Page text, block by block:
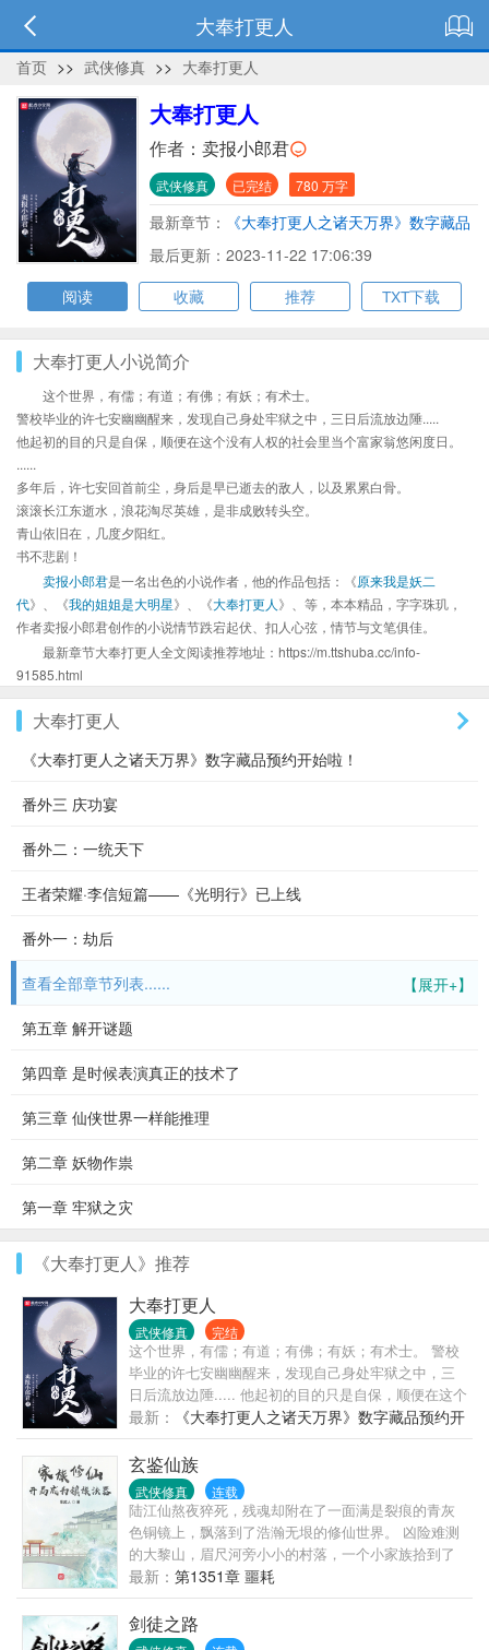
大奉打更人
首页 >> 武侠修真 >> 大奉打更人
大奉打更人
作者： 卖报小郎君
武侠修真 已完结 780 万字
最新章节：
《大奉打更人之诸天万界》数字藏品
预约开始啦！
最后更新：2023-11-22 17:06:39
阅读
收藏 推荐 TXT下载
大奉打更人小说简介
这个世界，有儒；有道；有佛；有妖；有术士。
警校毕业的许七安幽幽醒来，发现自己身处牢狱之中，三日后流放边陲.....
他起初的目的只是自保，顺便在这个没有人权的社会里当个富家翁悠闲度日。
......
多年后，许七安回首前尘，身后是早已逝去的敌人，以及累累白骨。
滚滚长江东逝水，浪花淘尽英雄，是非成败转头空。
青山依旧在，几度夕阳红。
书不悲剧！
卖报小郎君是一名出色的小说作者，他的作品包括：《原来我是妖二
代》、《我的姐姐是大明星》、《大奉打更人 》、等，本本精品，字字珠玑，
作者卖报小郎君创作的小说情节跌宕起伏、扣人心弦，情节与文笔俱佳。
最新章节大奉打更人全文阅读推荐地址：https://m.ttshuba.cc/info-
91585.html
大奉打更人
《大奉打更人之诸天万界》数字藏品预约开始啦！
番外三 庆功宴
番外二：一统天下
王者荣耀·李信短篇——《光明行》已上线
番外一：劫后
【展开+】
查看全部章节列表......
第五章 解开谜题
第四章 是时候表演真正的技术了
第三章 仙侠世界一样能推理
第二章 妖物作祟
第一章 牢狱之灾
《大奉打更人》推荐
大奉打更人
武侠修真 完结
这个世界，有儒；有道；有佛；有妖；有术士。 警校
毕业的许七安幽幽醒来，发现自己身处牢狱之中，三
日后流放边陲..... 他起初的目的只是自保，顺便在这个
没有人权的社会里当个富家翁悠闲度日。 ...... 多年
后，许七安回首前尘，身后是早已逝去的敌人，以及
累累白骨。 滚滚长江东逝水，浪花淘尽英雄，是非成
败转头空。 青山依旧在，几度夕阳红。 书不悲剧！
最新：
《大奉打更人之诸天万界》数字藏品预约开
始啦！
玄鉴仙族
武侠修真 连载
陆江仙熬夜猝死，残魂却附在了一面满是裂痕的青灰
色铜镜上，飘落到了浩瀚无垠的修仙世界。 凶险难测
的大黎山，眉尺河旁小小的村落，一个小家族拾到了
这枚镜子，于是传仙道授仙法，开启波澜壮阔的新时
代。 (家族修仙，不圣母，种田，无系统，群像文)
最新： 第1351章 噩耗
剑徒之路